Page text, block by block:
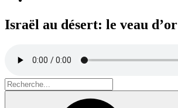
Israël au désert: le veau d’or
Search
for: